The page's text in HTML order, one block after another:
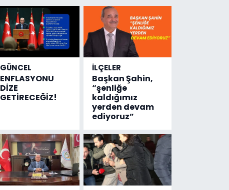
Emniyete
4,5 milyon
liralık
destek
çıktı
GÜNCEL
ENFLASYONU
DİZE
GETİRECEĞİZ!
İLÇELER
Başkan Şahin,
“şenliğe
kaldığımız
yerden devam
ediyoruz”